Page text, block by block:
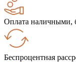
Оплата наличными,
Беспроцентная